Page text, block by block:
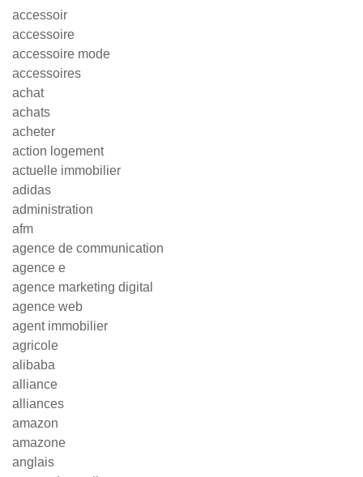
accessoir
accessoire
accessoire mode
accessoires
achat
achats
acheter
action logement
actuelle immobilier
adidas
administration
afm
agence de communication
agence e
agence marketing digital
agence web
agent immobilier
agricole
alibaba
alliance
alliances
amazon
amazone
anglais